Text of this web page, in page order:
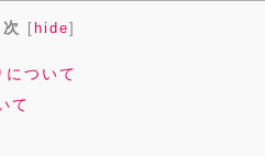
次 [ hide]
について
て